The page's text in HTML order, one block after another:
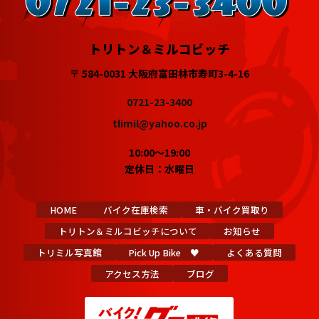
トリトン＆ミルコビッチ
〒 584-0031 大阪府富田林市寿町3-4-16
0721-23-3400
tlimil@yahoo.co.jp
10:00～19:00
定休日：水曜日
HOME バイク在庫検索
車・バイク買取り
トリトン＆ミルコビッチについて
お知らせ
トリミル写真館
Pick Up Bike ♥
よくある質問
アクセス方法
ブログ